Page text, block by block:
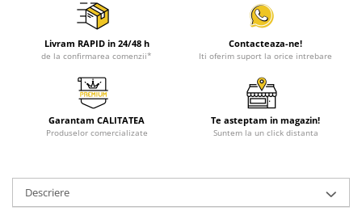
Livram RAPID in 24/48 h
de la confirmarea comenzii*
Contacteaza-ne!
Iti oferim suport la orice intrebare
Garantam CALITATEA
Produselor comercializate
Te asteptam in magazin!
Suntem la un click distanta
Descriere